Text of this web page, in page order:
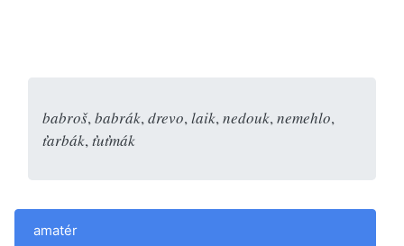
babroš, babrák, drevo, laik, nedouk, nemehlo,
ťarbák, ťuťmák
amatér